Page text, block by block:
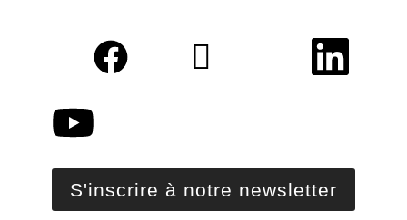
S'inscrire à notre newsletter